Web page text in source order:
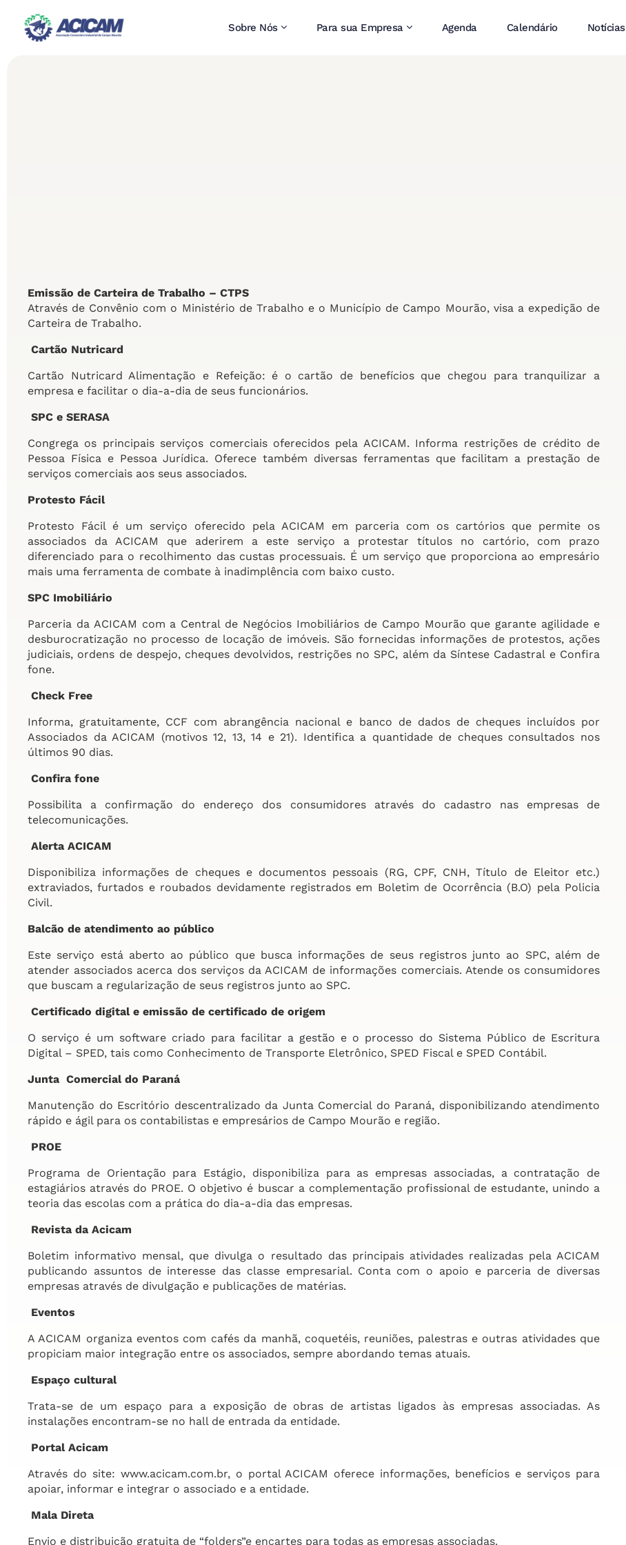
Sobre Nós Para sua Empresa Agenda Calendário Notícias
Emissão de Carteira de Trabalho – CTPS
Através de Convênio com o Ministério de Trabalho e o Município de Campo Mourão, visa a expedição de
Carteira de Trabalho.
Cartão Nutricard
Cartão Nutricard Alimentação e Refeição: é o cartão de benefícios que chegou para tranquilizar a
empresa e facilitar o dia-a-dia de seus funcionários.
SPC e SERASA
Congrega os principais serviços comerciais oferecidos pela ACICAM. Informa restrições de crédito de
Pessoa Física e Pessoa Jurídica. Oferece também diversas ferramentas que facilitam a prestação de
serviços comerciais aos seus associados.
Protesto Fácil
Protesto Fácil é um serviço oferecido pela ACICAM em parceria com os cartórios que permite os
associados da ACICAM que aderirem a este serviço a protestar títulos no cartório, com prazo
diferenciado para o recolhimento das custas processuais. É um serviço que proporciona ao empresário
mais uma ferramenta de combate à inadimplência com baixo custo.
SPC Imobiliário
Parceria da ACICAM com a Central de Negócios Imobiliários de Campo Mourão que garante agilidade e
desburocratização no processo de locação de imóveis. São fornecidas informações de protestos, ações
judiciais, ordens de despejo, cheques devolvidos, restrições no SPC, além da Síntese Cadastral e Confira
fone.
Check Free
Informa, gratuitamente, CCF com abrangência nacional e banco de dados de cheques incluídos por
Associados da ACICAM (motivos 12, 13, 14 e 21). Identifica a quantidade de cheques consultados nos
últimos 90 dias.
Confira fone
Possibilita a confirmação do endereço dos consumidores através do cadastro nas empresas de
telecomunicações.
Alerta ACICAM
Disponibiliza informações de cheques e documentos pessoais (RG, CPF, CNH, Título de Eleitor etc.)
extraviados, furtados e roubados devidamente registrados em Boletim de Ocorrência (B.O) pela Policia
Civil.
Balcão de atendimento ao público
Este serviço está aberto ao público que busca informações de seus registros junto ao SPC, além de
atender associados acerca dos serviços da ACICAM de informações comerciais. Atende os consumidores
que buscam a regularização de seus registros junto ao SPC.
Certificado digital e emissão de certificado de origem
O serviço é um software criado para facilitar a gestão e o processo do Sistema Público de Escritura
Digital – SPED, tais como Conhecimento de Transporte Eletrônico, SPED Fiscal e SPED Contábil.
Junta Comercial do Paraná
Manutenção do Escritório descentralizado da Junta Comercial do Paraná, disponibilizando atendimento
rápido e ágil para os contabilistas e empresários de Campo Mourão e região.
PROE
Programa de Orientação para Estágio, disponibiliza para as empresas associadas, a contratação de
estagiários através do PROE. O objetivo é buscar a complementação profissional de estudante, unindo a
teoria das escolas com a prática do dia-a-dia das empresas.
Revista da Acicam
Boletim informativo mensal, que divulga o resultado das principais atividades realizadas pela ACICAM
publicando assuntos de interesse das classe empresarial. Conta com o apoio e parceria de diversas
empresas através de divulgação e publicações de matérias.
Eventos
A ACICAM organiza eventos com cafés da manhã, coquetéis, reuniões, palestras e outras atividades que
propiciam maior integração entre os associados, sempre abordando temas atuais.
Espaço cultural
Trata-se de um espaço para a exposição de obras de artistas ligados às empresas associadas. As
instalações encontram-se no hall de entrada da entidade.
Portal Acicam
Através do site: www.acicam.com.br, o portal ACICAM oferece informações, benefícios e serviços para
apoiar, informar e integrar o associado e a entidade.
Mala Direta
Envio e distribuição gratuita de “folders”e encartes para todas as empresas associadas.